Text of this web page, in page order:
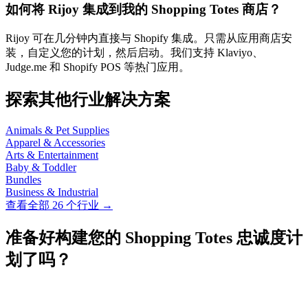
如何将 Rijoy 集成到我的 Shopping Totes 商店？
Rijoy 可在几分钟内直接与 Shopify 集成。只需从应用商店安
装，自定义您的计划，然后启动。我们支持 Klaviyo、
Judge.me 和 Shopify POS 等热门应用。
探索其他行业解决方案
Animals & Pet Supplies
Apparel & Accessories
Arts & Entertainment
Baby & Toddler
Bundles
Business & Industrial
查看全部 26 个行业 →
准备好构建您的 Shopping Totes 忠诚度计
划了吗？